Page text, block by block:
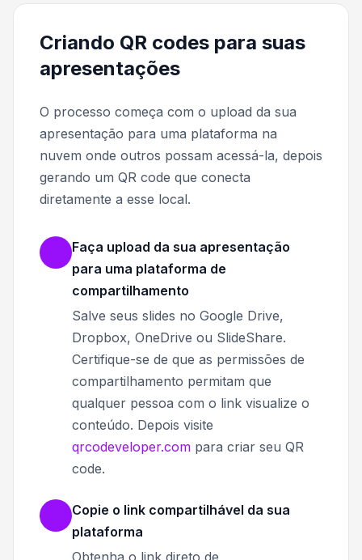
Criando QR codes para suas
apresentações
O processo começa com o upload da sua
apresentação para uma plataforma na
nuvem onde outros possam acessá-la, depois
gerando um QR code que conecta
diretamente a esse local.
Faça upload da sua apresentação
para uma plataforma de
compartilhamento
Salve seus slides no Google Drive,
Dropbox, OneDrive ou SlideShare.
Certifique-se de que as permissões de
compartilhamento permitam que
qualquer pessoa com o link visualize o
conteúdo. Depois visite
qrcodeveloper.com para criar seu QR
code.
Copie o link compartilhável da sua
plataforma
Obtenha o link direto de